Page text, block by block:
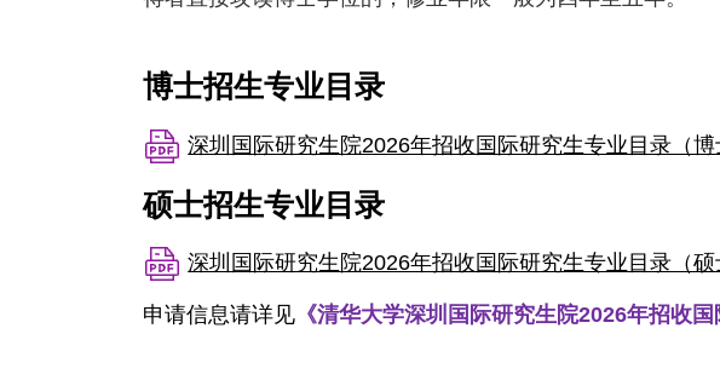
博士招生专业目录
深圳国际研究生院2026年招收国际研究生专业目录（
硕士招生专业目录
深圳国际研究生院2026年招收国际研究生专业目录（
申请信息请详见 《清华大学深圳国际研究生院2026年招收国